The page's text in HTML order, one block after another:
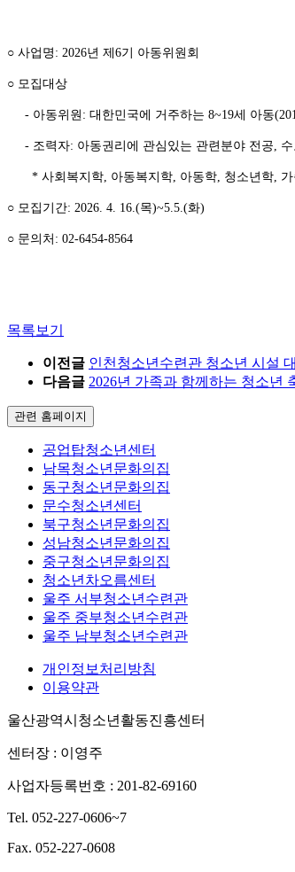
○ 사업명: 2026년 제6기 아동위원회
○ 모집대상
- 아동위원: 대한민국에 거주하는 8~19세 아동
- 조력자: 아동권리에 관심있는 관련분야 전공, 수
* 사회복지학, 아동복지학, 아동학, 청소년학, 가
○ 모집기간: 2026. 4. 16.(목)~5.5.(화)
○ 문의처: 02-6454-8564
목록보기
이전글 인천청소년수련관 청소년 시설
다음글 2026년 가족과 함께하는 청소년
관련 홈페이지
공업탑청소년센터
남목청소년문화의집
동구청소년문화의집
문수청소년센터
북구청소년문화의집
성남청소년문화의집
중구청소년문화의집
청소년차오름센터
울주 서부청소년수련관
울주 중부청소년수련관
울주 남부청소년수련관
개인정보처리방침
이용약관
울산광역시청소년활동진흥센터
센터장 : 이영주
사업자등록번호 : 201-82-69160
Tel. 052-227-0606~7
Fax. 052-227-0608